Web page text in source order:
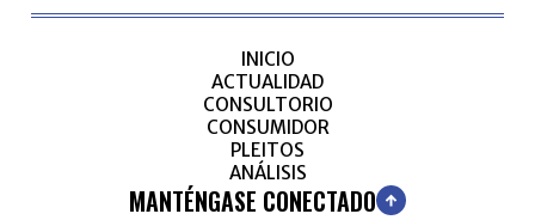
INICIO
ACTUALIDAD
CONSULTORIO
CONSUMIDOR
PLEITOS
ANÁLISIS
MANTÉNGASE CONECTADO